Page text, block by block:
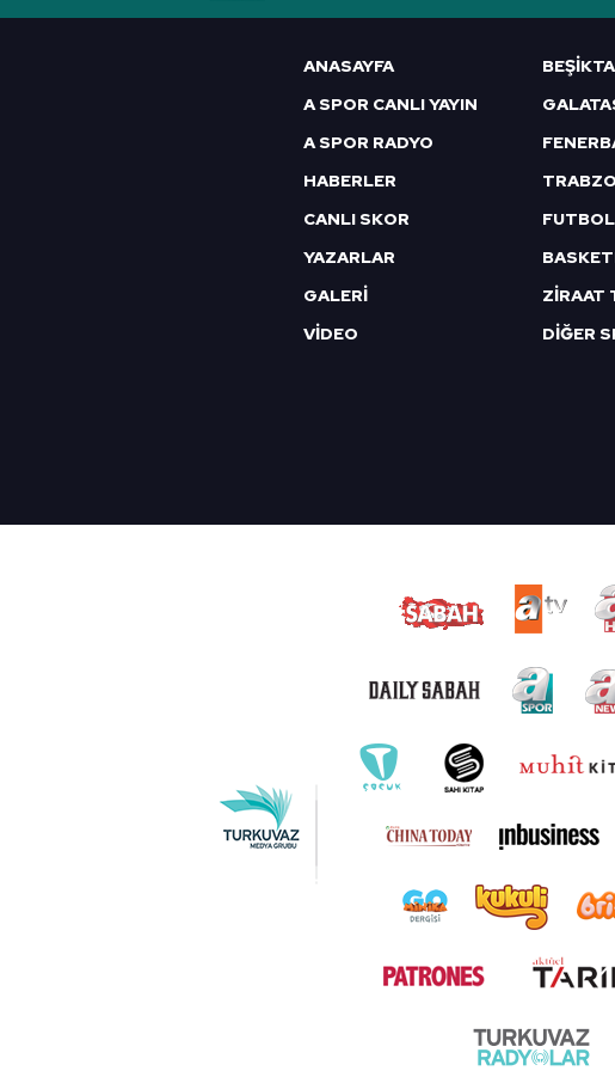
mevzuata uygun olarak kullanılan
ANASAYFA
A SPOR CANLI YAYIN
A SPOR RADYO
HABERLER
CANLI SKOR
YAZARLAR
GALERİ
VİDEO
FUTBOL
DİĞER